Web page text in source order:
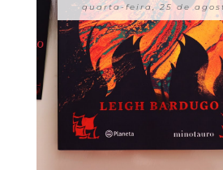
quarta-feira, 25 de